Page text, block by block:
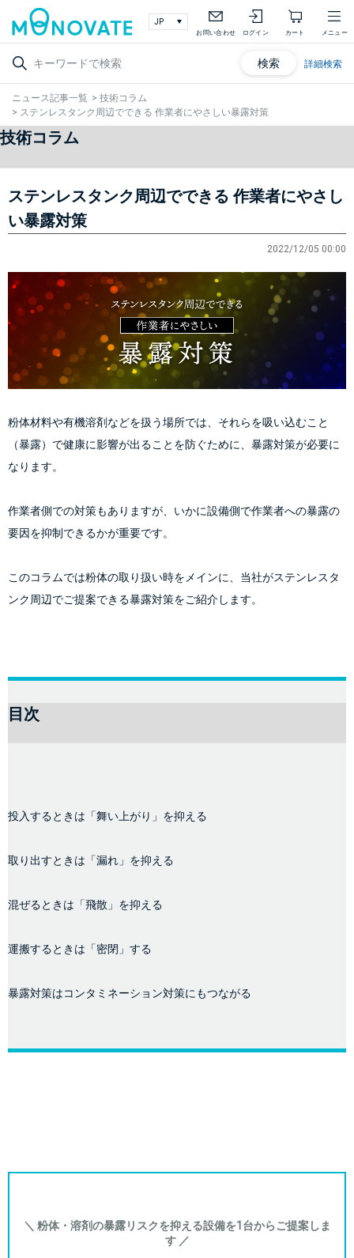
お問い合わせ ログイン カート メニュー
検索 詳細検索
ニュース記事一覧 > 技術コラム
> ステンレスタンク周辺でできる 作業者にやさしい暴露対策
技術コラム
ステンレスタンク周辺でできる 作業者にやさし
い暴露対策
2022/12/05 00:00
粉体材料や有機溶剤などを扱う場所では、それらを吸い込むこと
（暴露）で健康に影響が出ることを防ぐために、暴露対策が必要に
なります。
作業者側での対策もありますが、いかに設備側で作業者への暴露の
要因を抑制できるかが重要です。
このコラムでは粉体の取り扱い時をメインに、当社がステンレスタ
ンク周辺でご提案できる暴露対策をご紹介します。
目次
投入するときは「舞い上がり」を抑える
取り出すときは「漏れ」を抑える
混ぜるときは「飛散」を抑える
運搬するときは「密閉」する
暴露対策はコンタミネーション対策にもつながる
＼ 粉体・溶剤の暴露リスクを抑える設備を1台からご提案しま
す ／